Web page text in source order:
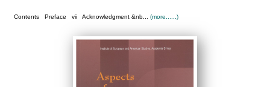
Contents Preface vii Acknowledgment &nb... (more......)